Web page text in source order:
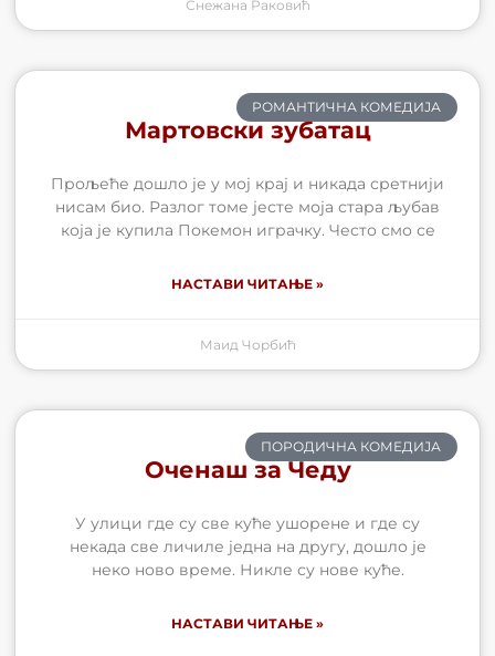
Снежана Раковић
РОМАНТИЧНА КОМЕДИЈА
Мартовски зубатац
Прољеће дошло је у мој крај и никада сретнији
нисам био. Разлог томе јесте моја стара љубав
која је купила Покемон играчку. Често смо се
НАСТАВИ ЧИТАЊЕ »
Маид Чорбић
ПОРОДИЧНА КОМЕДИЈА
Оченаш за Чеду
У улици где су све куће ушорене и где су
некада све личиле једна на другу, дошло је
неко ново време. Никле су нове куће.
НАСТАВИ ЧИТАЊЕ »